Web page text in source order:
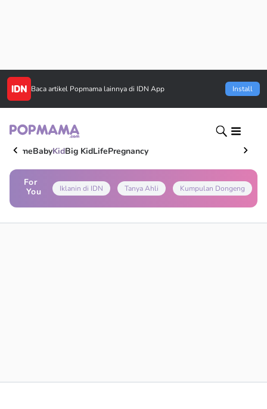
Baca artikel Popmama lainnya di IDN App Install
HomeBabyKidBig KidLifePregnancy
For
You
Iklanin di IDN Tanya Ahli Kumpulan Dongeng